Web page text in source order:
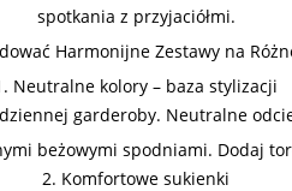
spotkania z przyjaciółmi.
Harmonijne Zestawy na
Neutralne kolory – baza stylizacji
garderoby. Neutralne
beżowymi spodniami. Dodaj
2. Komfortowe sukienki